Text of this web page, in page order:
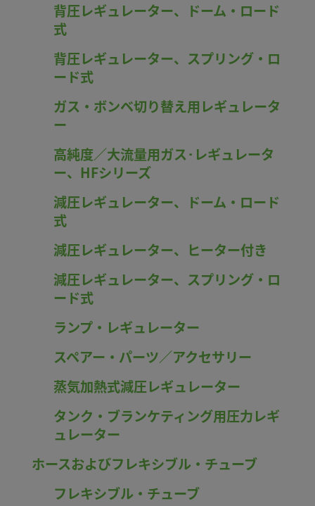
背圧レギュレーター、ドーム・ロード
式
背圧レギュレーター、スプリング・ロ
ード式
ガス・ボンベ切り替え用レギュレータ
ー
高純度／大流量用ガス･レギュレータ
ー、HFシリーズ
減圧レギュレーター、ドーム・ロード
式
減圧レギュレーター、ヒーター付き
減圧レギュレーター、スプリング・ロ
ード式
ランプ・レギュレーター
スペアー・パーツ／アクセサリー
蒸気加熱式減圧レギュレーター
タンク・ブランケティング用圧力レギ
ュレーター
ホースおよびフレキシブル・チューブ
フレキシブル・チューブ